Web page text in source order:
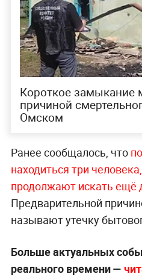
Короткое замыкание
причиной
Омском
Ранее сообщалось, что
находиться три
продолжают искать ещё
Предварительной
называют утечку
Больше актуальных
реального времени —